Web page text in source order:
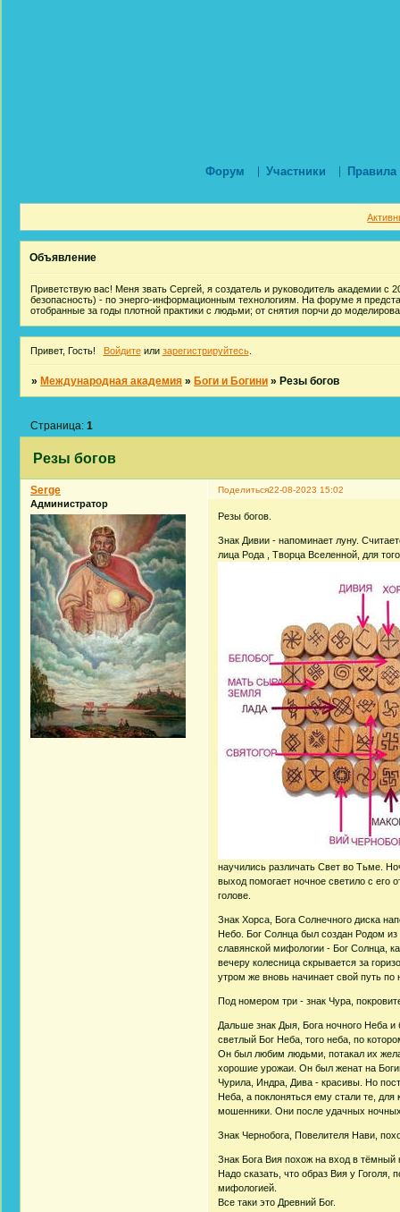
Форум Участники Правила
Объявление
Приветствую вас! Меня звать Сергей, я создатель и руководитель академии с
безопасность) - по энерго-информационным технологиям. На форуме я
отобранные за годы плотной практики с людьми; от снятия порчи до
Привет, Гость! Войдитеили зарегистрируйтесь.
»Международная академия »Боги и Богини »Резы богов
Резы богов
Страница:1
Поделиться22-08-2023 15:02
Serge
Администратор
Резы богов.
Знак Дивии - напоминает луну.
лица Рода , Творца Вселенной, для
научились различать Свет во Тьме.
выход помогает ночное светило с
голове.
Знак Хорса, Бога Солнечного диска
Небо. Бог Солнца был создан Родом
славянской мифологии - Бог Солнца,
вечеру колесница скрывается за
утром же вновь начинает свой путь по
Под номером три - знак Чура,
Дальше знак Дыя, Бога ночного Неба
светлый Бог Неба, того неба, по
Он был любим людьми, потакал их
хорошие урожаи. Он был женат на
Чурила, Индра, Дива - красивы. Но
Неба, а поклоняться ему стали те,
мошенники. Они после удачных
Знак Чернобога, Повелителя Нави,
Знак Бога Вия похож на вход в тёмный
Надо сказать, что образ Вия у Гоголя,
мифологией.
Все таки это Древний Бог.